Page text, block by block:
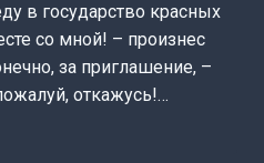
в государство красных
со мной! – произнес
за приглашение, –
откажусь!…